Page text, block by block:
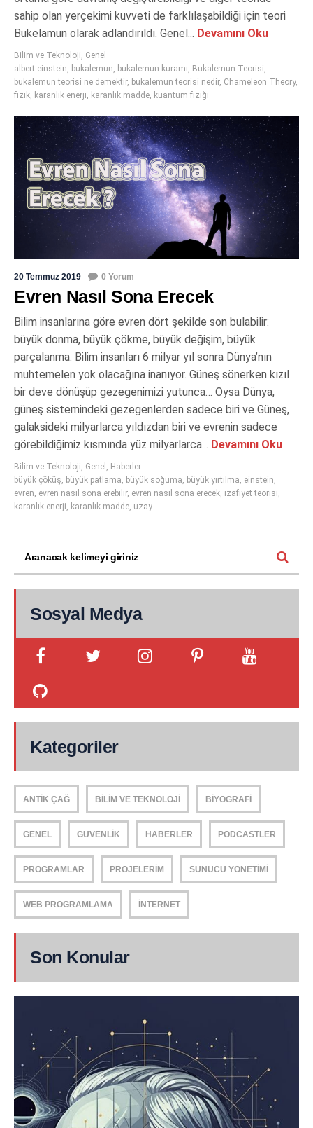
sahip olan yerçekimi kuvveti de farklılaşabildiği için teori
Bukelamun olarak adlandırıldı. Genel... Devamını Oku
Bilim ve Teknoloji, Genel
albert einstein, bukalemun, bukalemun kuramı, Bukalemun Teorisi,
bukalemun teorisi ne demektir, bukalemun teorisi nedir, Chameleon Theory,
fizik, karanlık enerji, karanlık madde, kuantum fiziği
20 Temmuz 2019 0 Yorum
Evren Nasıl Sona Erecek
Bilim insanlarına göre evren dört şekilde son bulabilir:
büyük donma, büyük çökme, büyük değişim, büyük
parçalanma. Bilim insanları 6 milyar yıl sonra Dünya’nın
muhtemelen yok olacağına inanıyor. Güneş sönerken kızıl
bir deve dönüşüp gezegenimizi yutunca… Oysa Dünya,
güneş sistemindeki gezegenlerden sadece biri ve Güneş,
galaksideki milyarlarca yıldızdan biri ve evrenin sadece
görebildiğimiz kısmında yüz milyarlarca... Devamını Oku
Bilim ve Teknoloji, Genel , Haberler
büyük çöküş, büyük patlama, büyük soğuma, büyük yırtılma, einstein,
evren, evren nasıl sona erebilir, evren nasıl sona erecek, izafiyet teorisi,
karanlık enerji, karanlık madde, uzay
Sosyal Medya
Kategoriler
ANTIK ÇAĞ BILIM VE TEKNOLOJI BIYOGRAFI
GENEL GÜVENLIK HABERLER PODCASTLER
PROGRAMLAR PROJELERIM SUNUCU YÖNETIMI
WEB PROGRAMLAMA İNTERNET
Son Konular